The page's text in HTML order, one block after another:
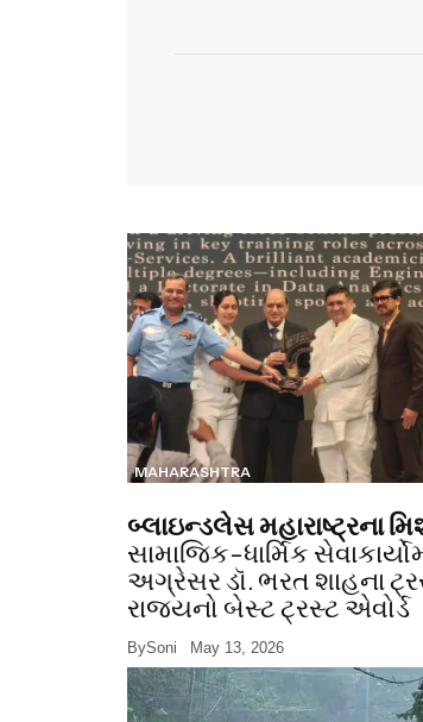
MAHARASHTRA
બ્લાઇન્ડલેસ મહારાષ્ટ્રના
સામાજિક-ધાર્મિક
અગ્રેસર ડૉ. ભરત શાહના
રાજ્યનો બેસ્ટ ટ્રસ્ટ એવોર્ડ
BySoni May 13, 2026